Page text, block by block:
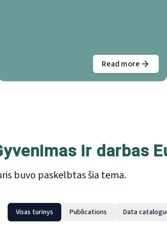
ir darbas Europoje 2025 m. Read more
about
ir darbas
buvo paskelbtas šia tema.
Visas turinys Publications Data